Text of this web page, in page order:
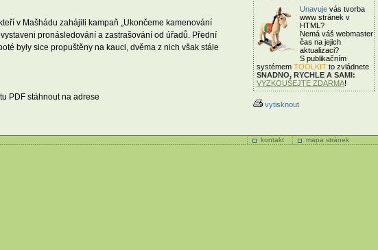
v Mašhádu zahájili kampaň „Ukončeme kamenování
pronásledování a zastrašování od úřadů. Přední
byly sice propuštěny na kauci, dvěma z nich však stále
PDF stáhnout na adrese
Unavuje vás tvorba
www stránek v
HTML?
Nemá váš webmaster
čas na jejich
aktualizaci?
S publikačním
systémem TOOLKIT to zvládnete
SNADNO, RYCHLE A SAMI:
VYZKOUŠEJTE ZDARMA!
vytisknout
kontakt mapa stránek